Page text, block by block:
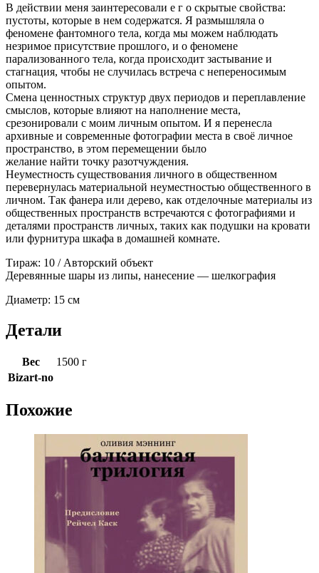
В действии меня заинтересовали е г о скрытые свойства:
пустоты, которые в нем содержатся. Я размышляла о
феномене фантомного тела, когда мы можем наблюдать
незримое присутствие прошлого, и о феномене
парализованного тела, когда происходит застывание и
стагнация, чтобы не случилась встреча с непереносимым
опытом.
Смена ценностных структур двух периодов и переплавление
смыслов, которые влияют на наполнение места,
срезонировали с моим личным опытом. И я перенесла
архивные и современные фотографии места в своё личное
пространство, в этом перемещении было
желание найти точку разотчуждения.
Неуместность существования личного в общественном
перевернулась материальной неуместностью общественного в
личном. Так фанера или дерево, как отделочные материалы из
общественных пространств встречаются с фотографиями и
деталями пространств личных, таких как подушки на кровати
или фурнитура шкафа в домашней комнате.
Тираж: 10 / Авторский объект
Деревянные шары из липы, нанесение — шелкография
Диаметр: 15 см
Детали
Вес
1500 г
Bizart-no
Похожие